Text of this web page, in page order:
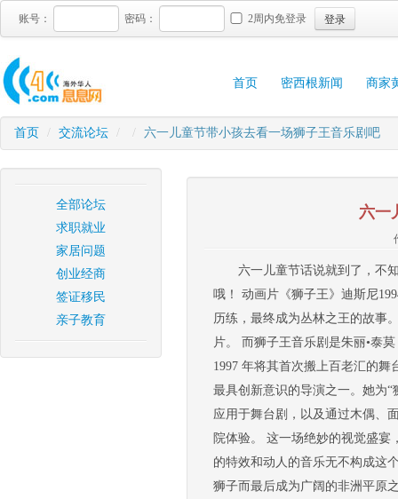
账号： 密码： 2周内免登录 登录
首页 密西根新闻 商家
首页 / 交流论坛 / / 六一儿童节带小孩去看一场狮子王音乐剧吧
全部论坛
求职就业
家居问题
创业经商
签证移民
亲子教育
六一
六一儿童节话说就到了，不
哦！ 动画片《狮子王》迪斯尼
历练，最终成为丛林之王的故事
片。 而狮子王音乐剧是朱丽•泰
1997 年将其首次搬上百老汇的
最具创新意识的导演之一。她为
应用于舞台剧，以及通过木偶、
院体验。 这一场绝妙的视觉盛
的特效和动人的音乐无不构成这
狮子而最后成为广阔的非洲平原